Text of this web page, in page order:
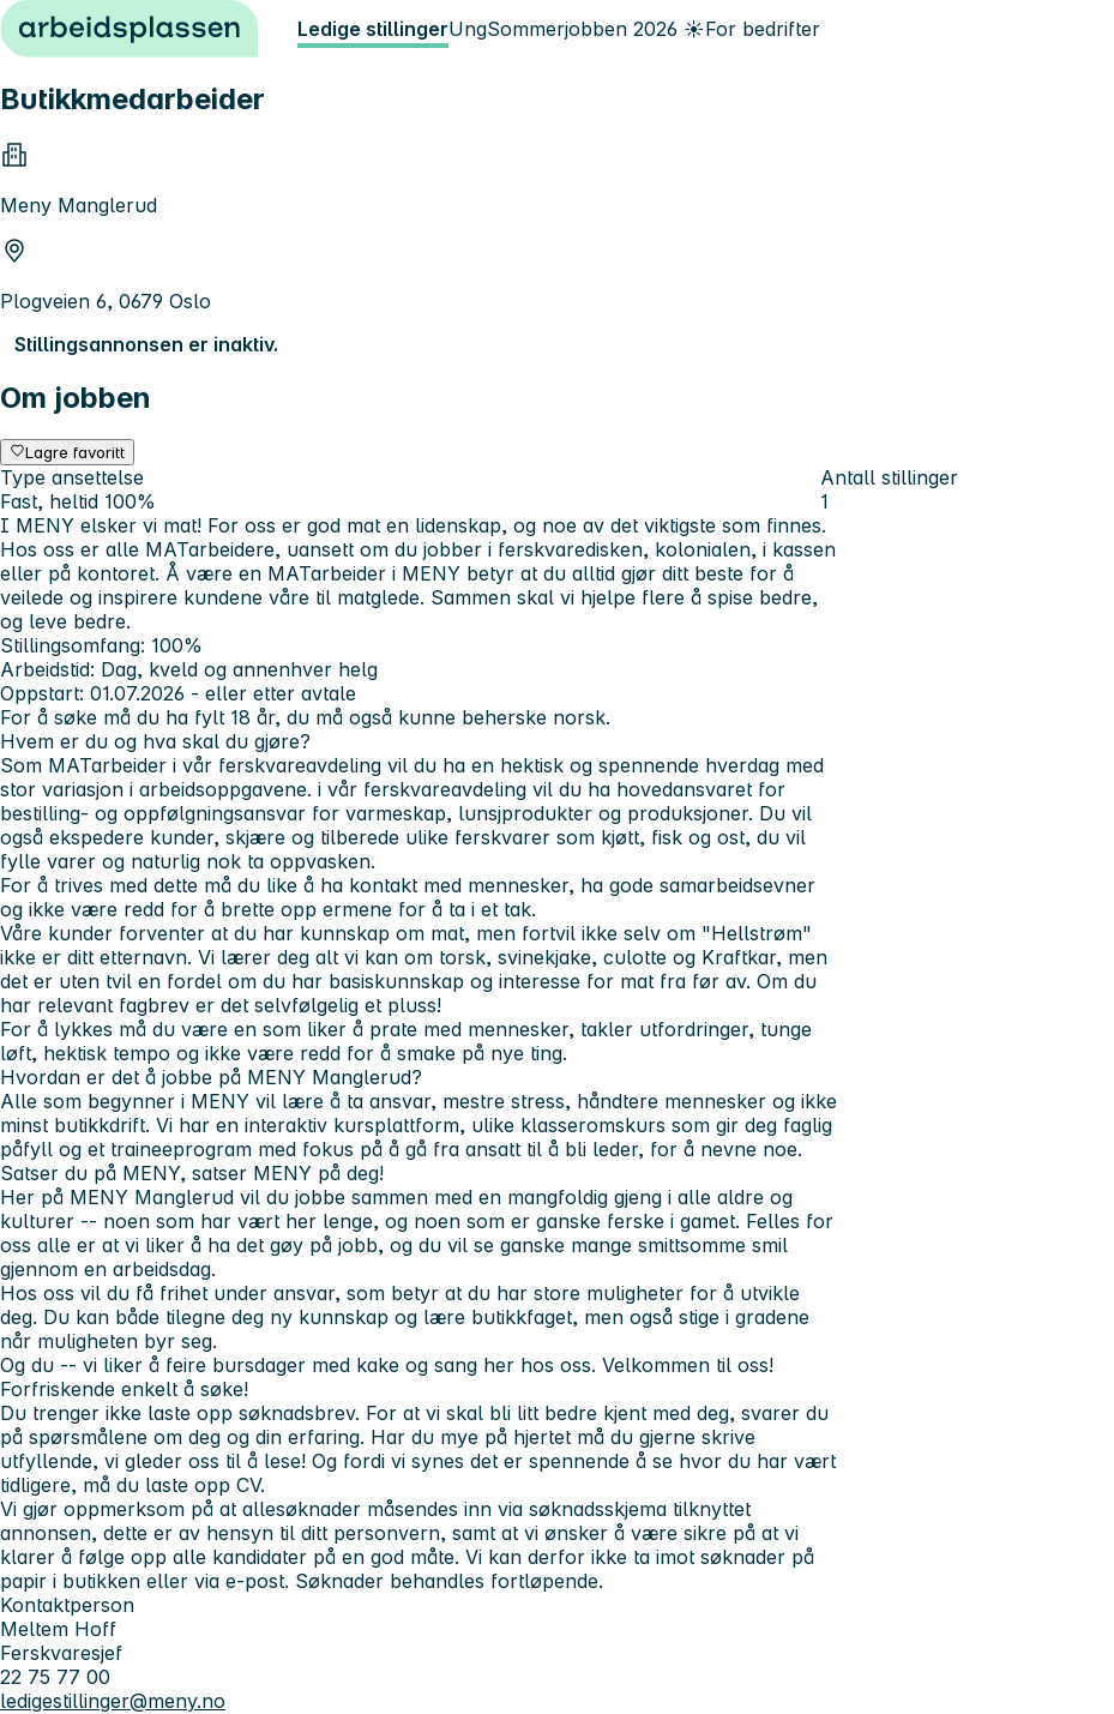
Hopp til innhold Ledige stillingerUngSommerjobben 2026 ☀️For bedrifter
Butikkmedarbeider
Meny Manglerud
Plogveien 6, 0679 Oslo
Stillingsannonsen er inaktiv.
Om jobben
Lagre favoritt
Type ansettelse
Fast, heltid 100%
Antall stillinger
1
I MENY elsker vi mat! For oss er god mat en lidenskap, og noe av det viktigste som finnes.
Hos oss er alle MATarbeidere, uansett om du jobber i ferskvaredisken, kolonialen, i kassen
eller på kontoret. Å være en MATarbeider i MENY betyr at du alltid gjør ditt beste for å
veilede og inspirere kundene våre til matglede. Sammen skal vi hjelpe flere å spise bedre,
og leve bedre.
Stillingsomfang: 100%
Arbeidstid: Dag, kveld og annenhver helg
Oppstart: 01.07.2026 - eller etter avtale
For å søke må du ha fylt 18 år, du må også kunne beherske norsk.
Hvem er du og hva skal du gjøre?
Som MATarbeider i vår ferskvareavdeling vil du ha en hektisk og spennende hverdag med
stor variasjon i arbeidsoppgavene. i vår ferskvareavdeling vil du ha hovedansvaret for
bestilling- og oppfølgningsansvar for varmeskap, lunsjprodukter og produksjoner. Du vil
også ekspedere kunder, skjære og tilberede ulike ferskvarer som kjøtt, fisk og ost, du vil
fylle varer og naturlig nok ta oppvasken.
For å trives med dette må du like å ha kontakt med mennesker, ha gode samarbeidsevner
og ikke være redd for å brette opp ermene for å ta i et tak.
Våre kunder forventer at du har kunnskap om mat, men fortvil ikke selv om "Hellstrøm"
ikke er ditt etternavn. Vi lærer deg alt vi kan om torsk, svinekjake, culotte og Kraftkar, men
det er uten tvil en fordel om du har basiskunnskap og interesse for mat fra før av. Om du
har relevant fagbrev er det selvfølgelig et pluss!
For å lykkes må du være en som liker å prate med mennesker, takler utfordringer, tunge
løft, hektisk tempo og ikke være redd for å smake på nye ting.
Hvordan er det å jobbe på MENY Manglerud?
Alle som begynner i MENY vil lære å ta ansvar, mestre stress, håndtere mennesker og ikke
minst butikkdrift. Vi har en interaktiv kursplattform, ulike klasseromskurs som gir deg faglig
påfyll og et traineeprogram med fokus på å gå fra ansatt til å bli leder, for å nevne noe.
Satser du på MENY, satser MENY på deg!
Her på MENY Manglerud vil du jobbe sammen med en mangfoldig gjeng i alle aldre og
kulturer -- noen som har vært her lenge, og noen som er ganske ferske i gamet. Felles for
oss alle er at vi liker å ha det gøy på jobb, og du vil se ganske mange smittsomme smil
gjennom en arbeidsdag.
Hos oss vil du få frihet under ansvar, som betyr at du har store muligheter for å utvikle
deg. Du kan både tilegne deg ny kunnskap og lære butikkfaget, men også stige i gradene
når muligheten byr seg.
Og du -- vi liker å feire bursdager med kake og sang her hos oss. Velkommen til oss!
Forfriskende enkelt å søke!
Du trenger ikke laste opp søknadsbrev. For at vi skal bli litt bedre kjent med deg, svarer du
på spørsmålene om deg og din erfaring. Har du mye på hjertet må du gjerne skrive
utfyllende, vi gleder oss til å lese! Og fordi vi synes det er spennende å se hvor du har vært
tidligere, må du laste opp CV.
Vi gjør oppmerksom på at allesøknader måsendes inn via søknadsskjema tilknyttet
annonsen, dette er av hensyn til ditt personvern, samt at vi ønsker å være sikre på at vi
klarer å følge opp alle kandidater på en god måte. Vi kan derfor ikke ta imot søknader på
papir i butikken eller via e-post. Søknader behandles fortløpende.
Kontaktperson
Meltem Hoff
Ferskvaresjef
22 75 77 00
ledigestillinger@meny.no